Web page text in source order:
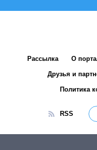
Рассылка О
Друзья и
Политика
RSS